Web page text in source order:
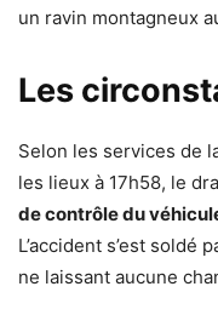
un ravin montagneux
Les
Selon les services de
les lieux à 17h58, le
de contrôle du
L’accident s’est soldé
ne laissant aucune